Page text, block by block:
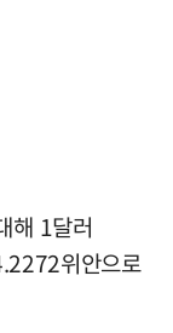
해 1달러
위안으로